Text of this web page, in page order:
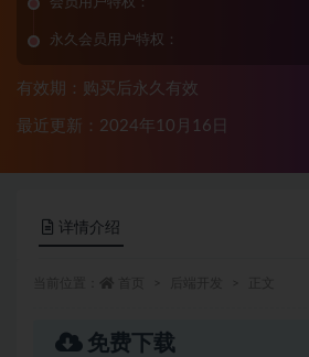
永久会员用户特权：
有效期：购买后永久有效
最近更新：2024年10月16日
详情介绍
免费下载